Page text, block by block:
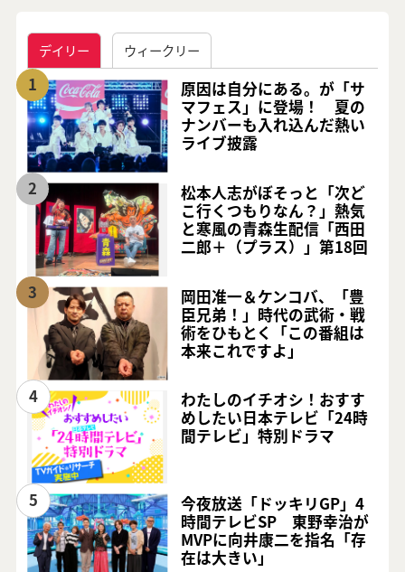
デイリー ウィークリー
1
原因は自分にある。が「サ
マフェス」に登場！ 夏の
ナンバーも入れ込んだ熱い
ライブ披露
2
松本人志がぼそっと「次ど
こ行くつもりなん？」熱気
と寒風の青森生配信「西田
二郎＋（プラス）」第18回
3
岡田准一＆ケンコバ、「豊
臣兄弟！」時代の武術・戦
術をひもとく「この番組は
本来これですよ」
4
わたしのイチオシ！おすす
めしたい日本テレビ「24時
間テレビ」特別ドラマ
5
今夜放送「ドッキリGP」4
時間テレビSP 東野幸治が
MVPに向井康二を指名「存
在は大きい」